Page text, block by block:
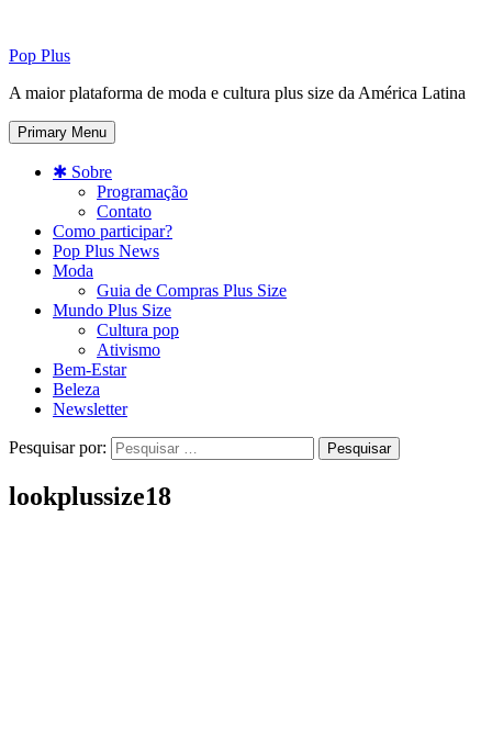
Pop Plus
A maior plataforma de moda e cultura plus size da América Latina
Primary Menu
✱ Sobre
Programação
Contato
Como participar?
Pop Plus News
Moda
Guia de Compras Plus Size
Mundo Plus Size
Cultura pop
Ativismo
Bem-Estar
Beleza
Newsletter
Pesquisar por:
lookplussize18